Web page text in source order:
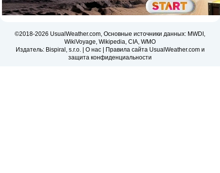
©2018-2026 UsualWeather.com, Основные источники данных: MWDI,
WikiVoyage, Wikipedia, CIA, WMO
Издатель: Bispiral, s.r.o. | О нас| Правила сайта UsualWeather.com и
защита конфиденциальности